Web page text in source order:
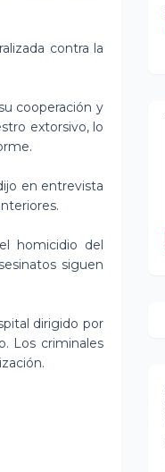
contra la
cooperación y
extorsivo, lo
en entrevista
homicidio del
siguen
dirigido por
Los criminales